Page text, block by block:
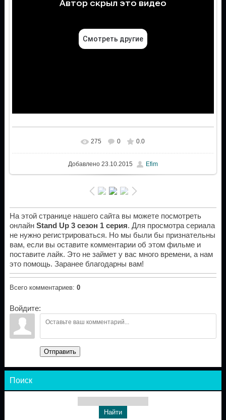
275 0 0.0
Добавлено23.10.2015 Efim
На этой странице нашего сайта вы можете посмотреть
онлайн Stand Up 3 сезон 1 серия. Для просмотра сериала
не нужно регистрироваться. Но мы были бы признательны
вам, если вы оставите комментарии об этом фильме и
поставите лайк. Это не займет у вас много времени, а нам
это помощь. Заранее благодарны вам!
Всего комментариев: 0
Войдите:
Отправить
Поиск